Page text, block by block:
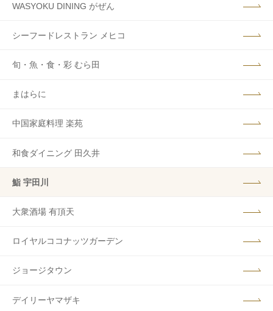
WASYOKU DINING がぜん
シーフードレストラン メヒコ
旬・魚・食・彩 むら田
まはらに
中国家庭料理 楽苑
和食ダイニング 田久井
鮨 宇田川
大衆酒場 有頂天
ロイヤルココナッツガーデン
ジョージタウン
デイリーヤマザキ